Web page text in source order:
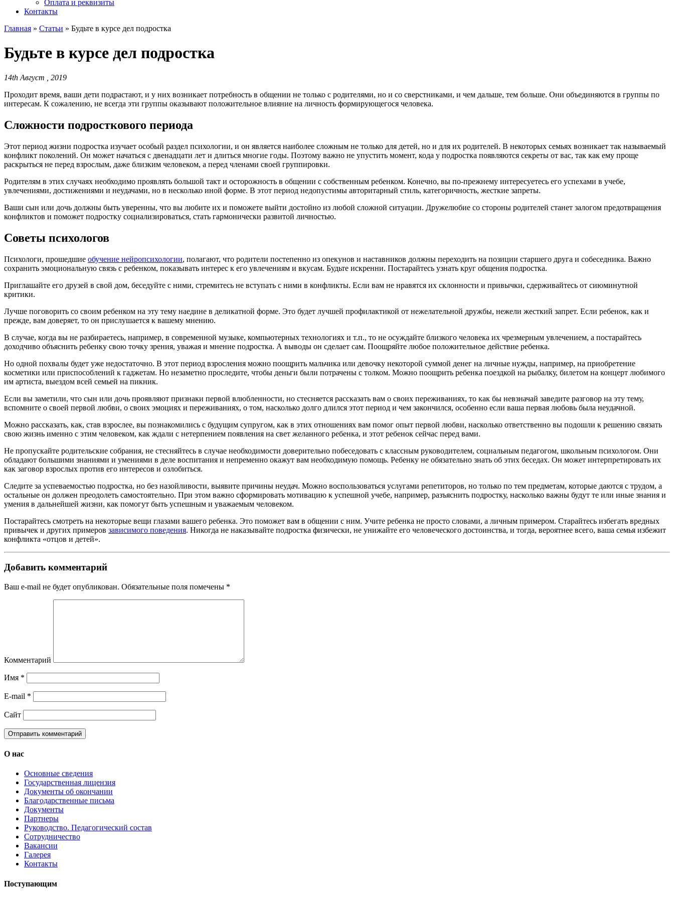
Оплата и реквизиты
Контакты
Главная » Статьи » Будьте в курсе дел подростка
Будьте в курсе дел подростка
14th Август , 2019
Проходит время, ваши дети подрастают, и у них возникает потребность в общении не только с родителями, но и со сверстниками, и чем дальше, тем больше. Они объединяются в группы по
интересам. К сожалению, не всегда эти группы оказывают положительное влияние на личность формирующегося человека.
Сложности подросткового периода
Этот период жизни подростка изучает особый раздел психологии, и он является наиболее сложным не только для детей, но и для их родителей. В некоторых семьях возникает так называемый
конфликт поколений. Он может начаться с двенадцати лет и длиться многие годы. Поэтому важно не упустить момент, кода у подростка появляются секреты от вас, так как ему проще
раскрыться не перед взрослым, даже близким человеком, а перед членами своей группировки.
Родителям в этих случаях необходимо проявлять большой такт и осторожность в общении с собственным ребенком. Конечно, вы по-прежнему интересуетесь его успехами в учебе,
увлечениями, достижениями и неудачами, но в несколько иной форме. В этот период недопустимы авторитарный стиль, категоричность, жесткие запреты.
Ваши сын или дочь должны быть уверенны, что вы любите их и поможете выйти достойно из любой сложной ситуации. Дружелюбие со стороны родителей станет залогом предотвращения
конфликтов и поможет подростку социализироваться, стать гармонически развитой личностью.
Советы психологов
Психологи, прошедшие обучение нейропсихологии, полагают, что родители постепенно из опекунов и наставников должны переходить на позиции старшего друга и собеседника. Важно
сохранить эмоциональную связь с ребенком, показывать интерес к его увлечениям и вкусам. Будьте искренни. Постарайтесь узнать круг общения подростка.
Приглашайте его друзей в свой дом, беседуйте с ними, стремитесь не вступать с ними в конфликты. Если вам не нравятся их склонности и привычки, сдерживайтесь от сиюминутной
критики.
Лучше поговорить со своим ребенком на эту тему наедине в деликатной форме. Это будет лучшей профилактикой от нежелательной дружбы, нежели жесткий запрет. Если ребенок, как и
прежде, вам доверяет, то он прислушается к вашему мнению.
В случае, когда вы не разбираетесь, например, в современной музыке, компьютерных технологиях и т.п., то не осуждайте близкого человека их чрезмерным увлечением, а постарайтесь
доходчиво объяснить ребенку свою точку зрения, уважая и мнение подростка. А выводы он сделает сам. Поощряйте любое положительное действие ребенка.
Но одной похвалы будет уже недостаточно. В этот период взросления можно поощрить мальчика или девочку некоторой суммой денег на личные нужды, например, на приобретение
косметики или приспособлений к гаджетам. Но незаметно проследите, чтобы деньги были потрачены с толком. Можно поощрить ребенка поездкой на рыбалку, билетом на концерт любимого
им артиста, выездом всей семьей на пикник.
Если вы заметили, что сын или дочь проявляют признаки первой влюбленности, но стесняется рассказать вам о своих переживаниях, то как бы невзначай заведите разговор на эту тему,
вспомните о своей первой любви, о своих эмоциях и переживаниях, о том, насколько долго длился этот период и чем закончился, особенно если ваша первая любовь была неудачной.
Можно рассказать, как, став взрослее, вы познакомились с будущим супругом, как в этих отношениях вам помог опыт первой любви, насколько ответственно вы подошли к решению связать
свою жизнь именно с этим человеком, как ждали с нетерпением появления на свет желанного ребенка, и этот ребенок сейчас перед вами.
Не пропускайте родительские собрания, не стесняйтесь в случае необходимости доверительно побеседовать с классным руководителем, социальным педагогом, школьным психологом. Они
обладают большими знаниями и умениями в деле воспитания и непременно окажут вам необходимую помощь. Ребенку не обязательно знать об этих беседах. Он может интерпретировать их
как заговор взрослых против его интересов и озлобиться.
Следите за успеваемостью подростка, но без назойливости, выявите причины неудач. Можно воспользоваться услугами репетиторов, но только по тем предметам, которые даются с трудом, а
остальные он должен преодолеть самостоятельно. При этом важно сформировать мотивацию к успешной учебе, например, разъяснить подростку, насколько важны будут те или иные знания и
умения в дальнейшей жизни, как помогут быть успешным и уважаемым человеком.
Постарайтесь смотреть на некоторые вещи глазами вашего ребенка. Это поможет вам в общении с ним. Учите ребенка не просто словами, а личным примером. Старайтесь избегать вредных
привычек и других примеров зависимого поведения. Никогда не наказывайте подростка физически, не унижайте его человеческого достоинства, и тогда, вероятнее всего, ваша семья избежит
конфликта «отцов и детей».
Добавить комментарий
Ваш e-mail не будет опубликован. Обязательные поля помечены *
Комментарий
Имя *
E-mail *
Сайт
О нас
Основные сведения
Государственная лицензия
Документы об окончании
Благодарственные письма
Документы
Партнеры
Руководство. Педагогический состав
Сотрудничество
Вакансии
Галерея
Контакты
Поступающим